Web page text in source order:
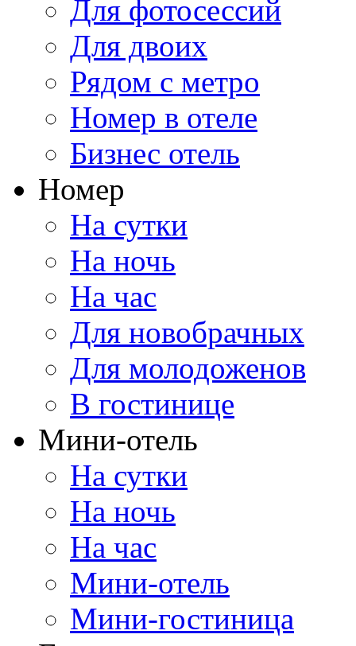
Для фотосессий
Для двоих
Рядом с метро
Номер в отеле
Бизнес отель
Номер
На сутки
На ночь
На час
Для новобрачных
Для молодоженов
В гостинице
Мини-отель
На сутки
На ночь
На час
Мини-отель
Мини-гостиница